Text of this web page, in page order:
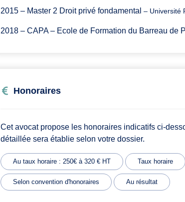
2015 – Master 2 Droit privé fondamental – Université
2018 – CAPA – Ecole de Formation du Barreau de
Honoraires
Cet avocat propose les honoraires indicatifs ci-
détaillée sera établie selon votre dossier.
Au taux horaire : 250€ à 320 € HT Taux horaire
Selon convention d'honoraires Au résultat